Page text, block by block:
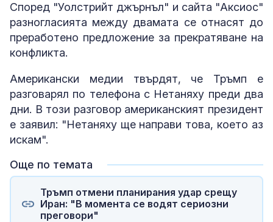
Според "Уолстрийт джърнъл" и сайта "Аксиос"
разногласията между двамата се отнасят до
преработено предложение за прекратяване на
конфликта.
Американски медии твърдят, че Тръмп е
разговарял по телефона с Нетаняху преди два
дни. В този разговор американският президент
е заявил: "Нетаняху ще направи това, което аз
искам".
Още по темата
Тръмп отмени планирания удар срещу
Иран: "В момента се водят сериозни
преговори"